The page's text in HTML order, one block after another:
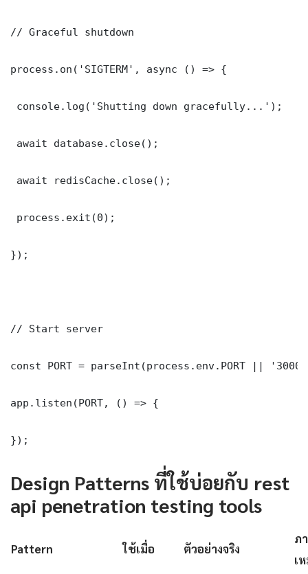
// Graceful shutdown
process.on('SIGTERM', async () => {
console.log('Shutting down gracefully...');
await database.close();
await redisCache.close();
process.exit(0);
});
// Start server
const PORT = parseInt(process.env.PORT ||
app.listen(PORT, () => {
});
Design Patterns ที่ใช้บ่อยกับ rest
api penetration testing tools
Pattern ใช้เมื่อ ตัวอย่างจริง
ภ
เ